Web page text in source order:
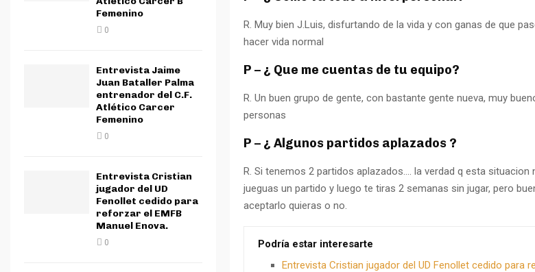
R. Muy bien J.Luis, disfurtando de la vida y con ganas de que
hacer vida normal
P – ¿ Que me cuentas de tu equipo?
R. Un buen grupo de gente, con bastante gente nueva, muy
personas
P – ¿ Algunos partidos aplazados ?
R. Si tenemos 2 partidos aplazados…. la verdad q esta situacion
jueguas un partido y luego te tiras 2 semanas sin jugar, pero
aceptarlo quieras o no.
Podría estar interesarte
Entrevista Cristian jugador del UD Fenollet cedido para
Femenino
0
Entrevista Jaime
Juan Bataller Palma
entrenador del C.F.
Atlético Carcer
Femenino
0
Entrevista Cristian
jugador del UD
Fenollet cedido para
reforzar el EMFB
Manuel Enova.
0